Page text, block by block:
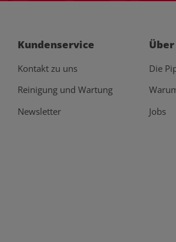
Kundenservice
Kontakt zu uns
Reinigung und Wartung
Newsletter
Die
Jobs